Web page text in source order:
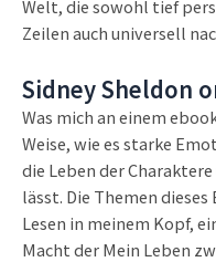
Welt, die sowohl tief
Zeilen auch universell
Sidney Sheldon
Was mich an einem
Weise, wie es starke
die Leben der
lässt. Die Themen
Lesen in meinem Kopf,
Macht der Mein Leben